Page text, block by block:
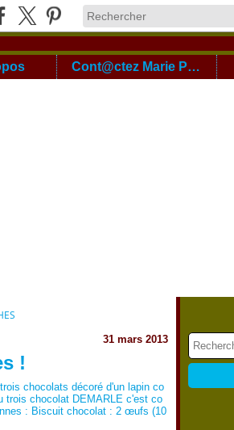
Cont@ctez Marie Pierre
31 mars 2013
!
chocolats décoré d'un lapin co
trois chocolat DEMARLE c'est co
: Biscuit chocolat : 2 œufs (10